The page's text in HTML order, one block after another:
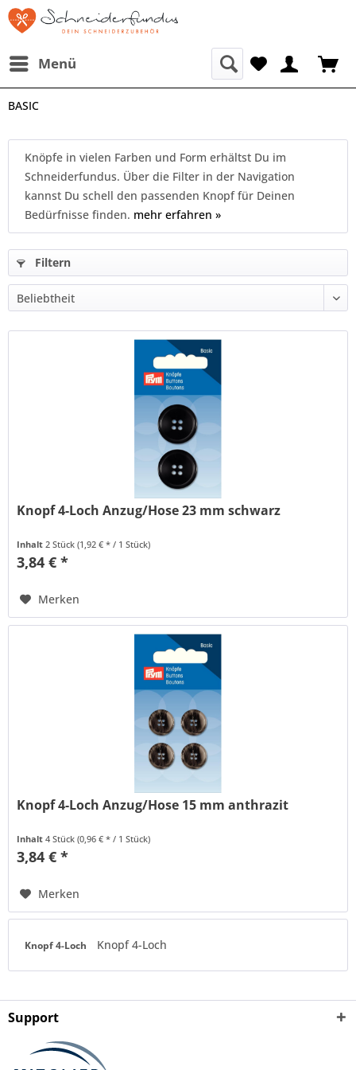
Menü
BASIC
Knöpfe in vielen Farben und Form erhältst Du im
Schneiderfundus. Über die Filter in der Navigation
kannst Du schell den passenden Knopf für Deinen
Bedürfnisse finden. mehr erfahren »
Filtern
Knopf 4-Loch Anzug/Hose 23 mm schwarz
Inhalt2 Stück(1,92 € * / 1 Stück)
3,84 € *
Merken
Knopf 4-Loch Anzug/Hose 15 mm anthrazit
Inhalt4 Stück(0,96 € * / 1 Stück)
3,84 € *
Merken
Knopf 4-Loch Knopf 4-Loch
Support